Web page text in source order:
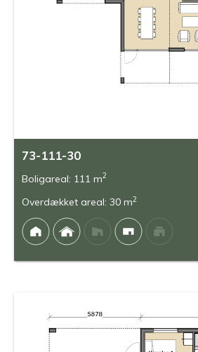
73-111-30
Boligareal: 111 m2
Overdækket areal: 30 m2